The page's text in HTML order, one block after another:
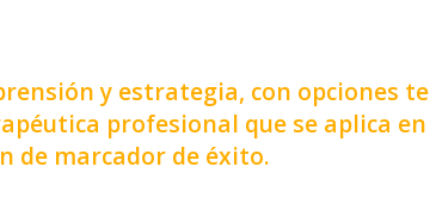
y estrategia, con opciones
profesional que se aplica
de marcador de éxito.